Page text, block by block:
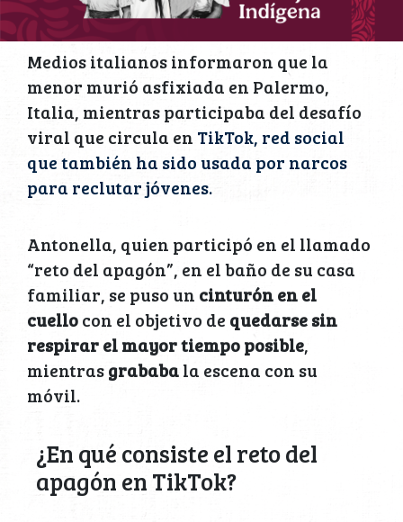
Medios italianos informaron que la
menor murió asfixiada en Palermo,
Italia, mientras participaba del desafío
viral que circula en TikTok, red social
que también ha sido usada por narcos
para reclutar jóvenes.
Antonella, quien participó en el llamado
“reto del apagón”, en el baño de su casa
familiar, se puso un cinturón en el
cuellocon el objetivo de quedarse sin
respirar el mayor tiempo posible,
mientrasgrababala escena con su
móvil.
¿En qué consiste el reto del
apagón en TikTok?